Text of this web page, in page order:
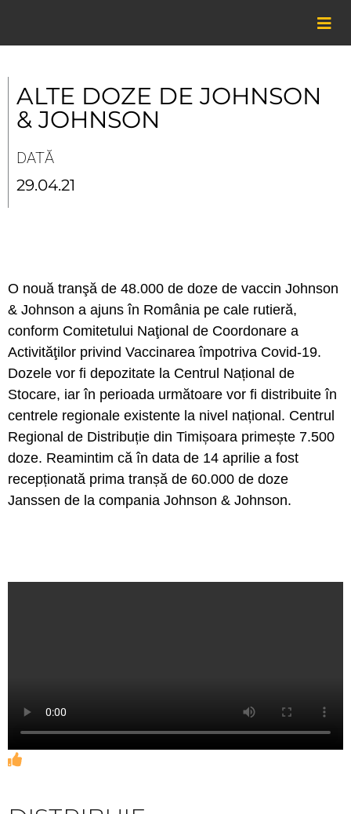
content
ALTE DOZE DE JOHNSON
& JOHNSON
DATĂ
29.04.21
O nouă tranşă de 48.000 de doze de vaccin Johnson
& Johnson a ajuns în România pe cale rutieră,
conform Comitetului Naţional de Coordonare a
Activităţilor privind Vaccinarea împotriva Covid-19.
Dozele vor fi depozitate la Centrul Național de
Stocare, iar în perioada următoare vor fi distribuite în
centrele regionale existente la nivel național. Centrul
Regional de Distribuție din Timișoara primește 7.500
doze. Reamintim că în data de 14 aprilie a fost
recepționată prima tranșă de 60.000 de doze
Janssen de la compania Johnson & Johnson.